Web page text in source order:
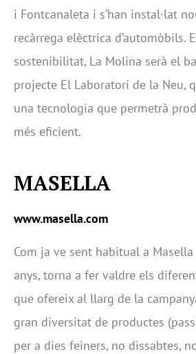
i Fontcanaleta i s’han instal·lat
recàrrega elèctrica d’automòbils.
sostenibilitat, La Molina serà el
projecte El Laboratori de la Neu,
una tecnologia que permetrà
més eficient.
MASELLA
www.masella.com
Com ja ve sent habitual a
anys, torna a fer valdre els
que ofereix al llarg de la
gran diversitat de productes
per a dies feiners, no dissabtes,